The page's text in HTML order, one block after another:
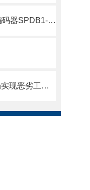
瑞典Hagglunds 赫格隆编码器SPDB1-1000-BT介绍
VEGA 料位计在露天矿场实现恶劣工况下的精准测量